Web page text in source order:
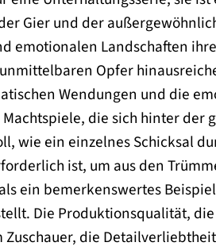
Gier und der
emotionalen Landschaften
Opfer
Wendungen und die
die sich hinter der
wie ein einzelnes Schicksal
ist, um aus den
ein bemerkenswertes
Die Produktionsqualität,
die